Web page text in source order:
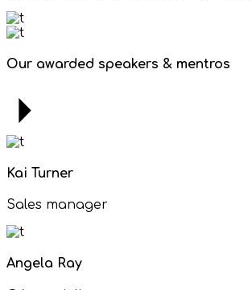
Our awarded speakers & mentros
Kai Turner
Sales manager
Angela Ray